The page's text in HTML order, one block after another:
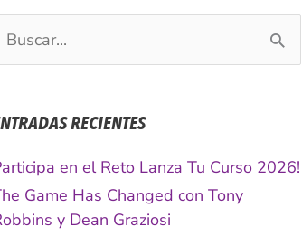
RECIENTES
en el Reto Lanza Tu Curso 2026!
Game Has Changed con Tony
y Dean Graziosi